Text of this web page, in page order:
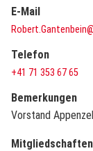
E-Mail
Telefon
+41 71 353 67 65
Bemerkungen
Vorstand
Mitgliedschaften